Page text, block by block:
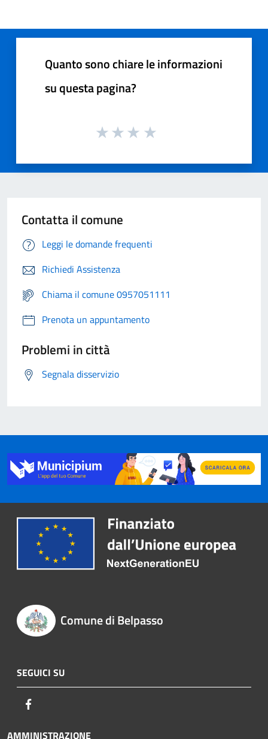
Quanto sono chiare le informazioni
su questa pagina?
Contatta il comune
Leggi le domande frequenti
Richiedi Assistenza
Chiama il comune 0957051111
Prenota un appuntamento
Problemi in città
Segnala disservizio
Comune di Belpasso
SEGUICI SU
AMMINISTRAZIONE